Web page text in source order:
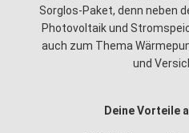
Sorglos-Paket, denn neben
Photovoltaik und
auch zum Thema
und
Deine Vorteile